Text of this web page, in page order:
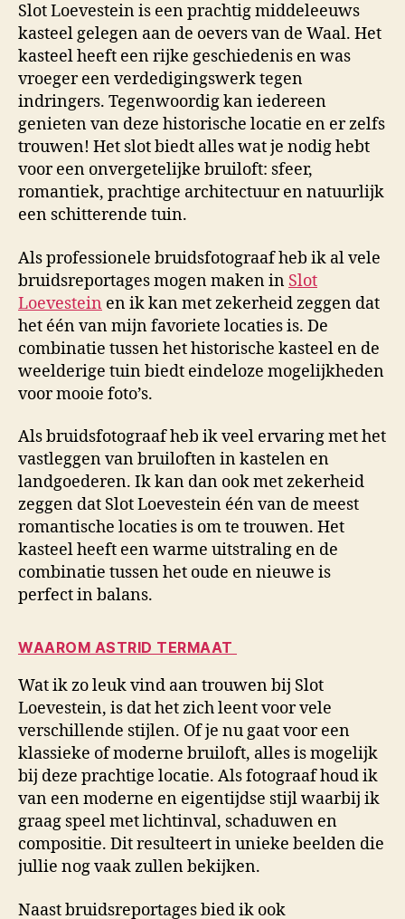
Slot Loevestein is een prachtig middeleeuws
kasteel gelegen aan de oevers van de Waal. Het
kasteel heeft een rijke geschiedenis en was
vroeger een verdedigingswerk tegen
indringers. Tegenwoordig kan iedereen
genieten van deze historische locatie en er zelfs
trouwen! Het slot biedt alles wat je nodig hebt
voor een onvergetelijke bruiloft: sfeer,
romantiek, prachtige architectuur en natuurlijk
een schitterende tuin.
Als professionele bruidsfotograaf heb ik al vele
bruidsreportages mogen maken in Slot
Loevestein en ik kan met zekerheid zeggen dat
het één van mijn favoriete locaties is. De
combinatie tussen het historische kasteel en de
weelderige tuin biedt eindeloze mogelijkheden
voor mooie foto’s.
Als bruidsfotograaf heb ik veel ervaring met het
vastleggen van bruiloften in kastelen en
landgoederen. Ik kan dan ook met zekerheid
zeggen dat Slot Loevestein één van de meest
romantische locaties is om te trouwen. Het
kasteel heeft een warme uitstraling en de
combinatie tussen het oude en nieuwe is
perfect in balans.
WAAROM ASTRID TERMAAT
Wat ik zo leuk vind aan trouwen bij Slot
Loevestein, is dat het zich leent voor vele
verschillende stijlen. Of je nu gaat voor een
klassieke of moderne bruiloft, alles is mogelijk
bij deze prachtige locatie. Als fotograaf houd ik
van een moderne en eigentijdse stijl waarbij ik
graag speel met lichtinval, schaduwen en
compositie. Dit resulteert in unieke beelden die
jullie nog vaak zullen bekijken.
Naast bruidsreportages bied ik ook